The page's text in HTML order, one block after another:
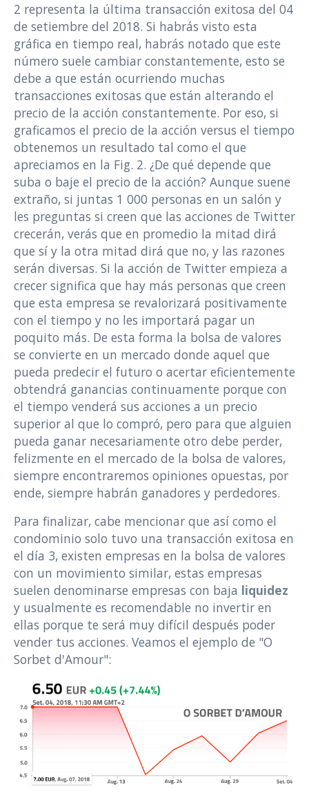
2 representa la última transacción exitosa del 04
de setiembre del 2018. Si habrás visto esta
gráfica en tiempo real, habrás notado que este
número suele cambiar constantemente, esto se
debe a que están ocurriendo muchas
transacciones exitosas que están alterando el
precio de la acción constantemente. Por eso, si
graficamos el precio de la acción versus el tiempo
obtenemos un resultado tal como el que
apreciamos en la Fig. 2. ¿De qué depende que
suba o baje el precio de la acción? Aunque suene
extraño, si juntas 1 000 personas en un salón y
les preguntas si creen que las acciones de Twitter
crecerán, verás que en promedio la mitad dirá
que sí y la otra mitad dirá que no, y las razones
serán diversas. Si la acción de Twitter empieza a
crecer significa que hay más personas que creen
que esta empresa se revalorizará positivamente
con el tiempo y no les importará pagar un
poquito más. De esta forma la bolsa de valores
se convierte en un mercado donde aquel que
pueda predecir el futuro o acertar eficientemente
obtendrá ganancias continuamente porque con
el tiempo venderá sus acciones a un precio
superior al que lo compró, pero para que alguien
pueda ganar necesariamente otro debe perder,
felizmente en el mercado de la bolsa de valores,
siempre encontraremos opiniones opuestas, por
ende, siempre habrán ganadores y perdedores.
Para finalizar, cabe mencionar que así como el
condominio solo tuvo una transacción exitosa en
el día 3, existen empresas en la bolsa de valores
con un movimiento similar, estas empresas
suelen denominarse empresas con baja liquidez
y usualmente es recomendable no invertir en
ellas porque te será muy difícil después poder
vender tus acciones. Veamos el ejemplo de "O
Sorbet d'Amour":